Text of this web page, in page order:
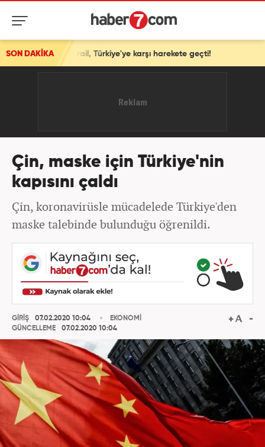
SON DAKİKA
İsrail, Türkiye'ye karşı harekete geçti!
Çin, maske için Türkiye'nin
kapısını çaldı
Çin, koronavirüsle mücadelede Türkiye'den
maske talebinde bulunduğu öğrenildi.
GİRİŞ
07.02.2020 10:04
GÜNCELLEME
07.02.2020 10:04
EKONOMİ